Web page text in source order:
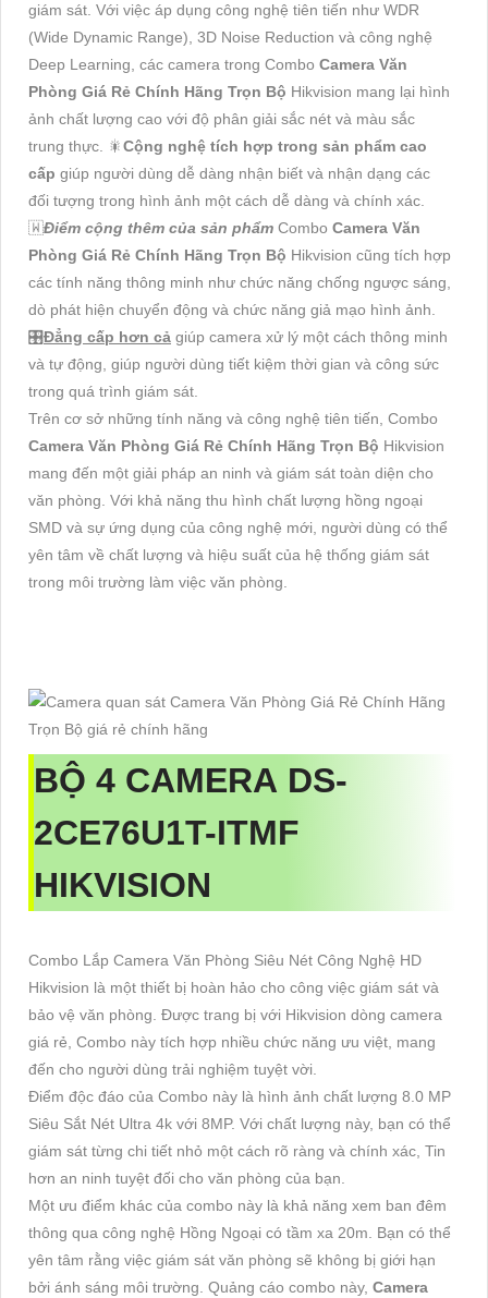
giám sát. Với việc áp dụng công nghệ tiên tiến như WDR
(Wide Dynamic Range), 3D Noise Reduction và công nghệ
Deep Learning, các camera trong Combo Camera Văn
Phòng Giá Rẻ Chính Hãng Trọn Bộ Hikvision mang lại hình
ảnh chất lượng cao với độ phân giải sắc nét và màu sắc
trung thực. 🎇Cộng nghệ tích hợp trong sản phẩm cao
cấp giúp người dùng dễ dàng nhận biết và nhận dạng các
đối tượng trong hình ảnh một cách dễ dàng và chính xác.
🇼Điểm cộng thêm của sản phẩm Combo Camera Văn
Phòng Giá Rẻ Chính Hãng Trọn Bộ Hikvision cũng tích hợp
các tính năng thông minh như chức năng chống ngược sáng,
dò phát hiện chuyển động và chức năng giả mạo hình ảnh.
🎛Đẳng cấp hơn cả giúp camera xử lý một cách thông minh
và tự động, giúp người dùng tiết kiệm thời gian và công sức
trong quá trình giám sát.
Trên cơ sở những tính năng và công nghệ tiên tiến, Combo
Camera Văn Phòng Giá Rẻ Chính Hãng Trọn Bộ Hikvision
mang đến một giải pháp an ninh và giám sát toàn diện cho
văn phòng. Với khả năng thu hình chất lượng hồng ngoại
SMD và sự ứng dụng của công nghệ mới, người dùng có thể
yên tâm về chất lượng và hiệu suất của hệ thống giám sát
trong môi trường làm việc văn phòng.
BỘ 4 CAMERA DS-
2CE76U1T-ITMF
HIKVISION
Combo Lắp Camera Văn Phòng Siêu Nét Công Nghệ HD
Hikvision là một thiết bị hoàn hảo cho công việc giám sát và
bảo vệ văn phòng. Được trang bị với Hikvision dòng camera
giá rẻ, Combo này tích hợp nhiều chức năng ưu việt, mang
đến cho người dùng trải nghiệm tuyệt vời.
Điểm độc đáo của Combo này là hình ảnh chất lượng 8.0 MP
Siêu Sắt Nét Ultra 4k với 8MP. Với chất lượng này, bạn có thể
giám sát từng chi tiết nhỏ một cách rõ ràng và chính xác, Tin
hơn an ninh tuyệt đối cho văn phòng của bạn.
Một ưu điểm khác của combo này là khả năng xem ban đêm
thông qua công nghệ Hồng Ngoại có tầm xa 20m. Bạn có thể
yên tâm rằng việc giám sát văn phòng sẽ không bị giới hạn
bởi ánh sáng môi trường. Quảng cáo combo này, Camera